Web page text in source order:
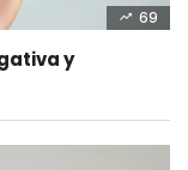
69
y